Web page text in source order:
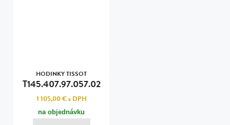
HODINKY TISSOT
T145.407.97.057.02
1 105,00 €s DPH
na objednávku